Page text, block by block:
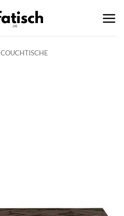
COUCHTISCHE